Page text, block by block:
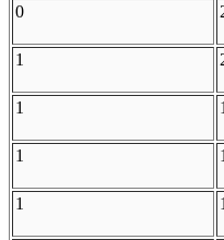
0
1
1
1
1